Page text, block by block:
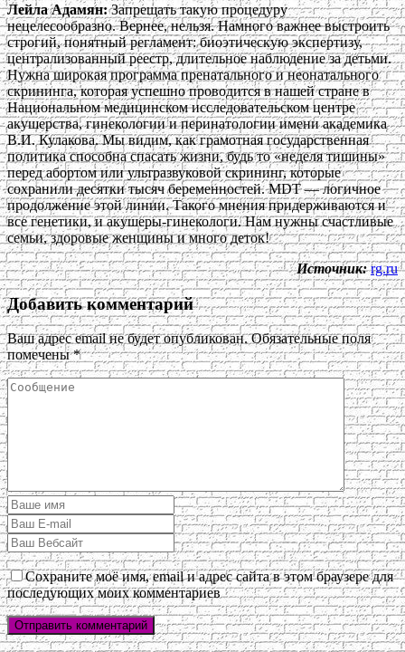
Лейла Адамян:Запрещать такую процедуру
нецелесообразно. Вернее, нельзя. Намного важнее выстроить
строгий, понятный регламент: биоэтическую экспертизу,
централизованный реестр, длительное наблюдение за детьми.
Нужна широкая программа пренатального и неонатального
скрининга, которая успешно проводится в нашей стране в
Национальном медицинском исследовательском центре
акушерства, гинекологии и перинатологии имени академика
В.И. Кулакова. Мы видим, как грамотная государственная
политика способна спасать жизни, будь то «неделя тишины»
перед абортом или ультразвуковой скрининг, которые
сохранили десятки тысяч беременностей. MDT — логичное
продолжение этой линии. Такого мнения придерживаются и
все генетики, и акушеры-гинекологи. Нам нужны счастливые
семьи, здоровые женщины и много деток!
Источник: rg.ru
Добавить комментарий
Ваш адрес email не будет опубликован. Обязательные поля
помечены*
Сохраните моё имя, email и адрес сайта в этом браузере для
последующих моих комментариев